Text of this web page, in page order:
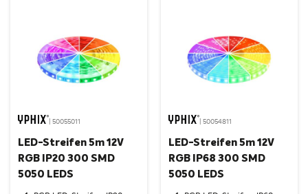
| 50055011
LED-Streifen 5m 12V
RGB IP20 300 SMD
5050 LEDS
| 50054811
LED-Streifen 5m 12V
RGB IP68 300 SMD
5050 LEDS